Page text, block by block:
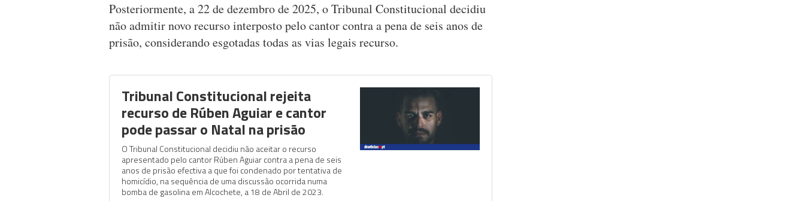
Posteriormente, a 22 de dezembro de 2025, o Tribunal Constitucional decidiu
não admitir novo recurso interposto pelo cantor contra a pena de seis anos de
prisão, considerando esgotadas todas as vias legais recurso.
Tribunal Constitucional rejeita
recurso de Rúben Aguiar e cantor
pode passar o Natal na prisão
O Tribunal Constitucional decidiu não aceitar o recurso
apresentado pelo cantor Rúben Aguiar contra a pena de seis
anos de prisão efectiva a que foi condenado por tentativa de
homicídio, na sequência de uma discussão ocorrida numa
bomba de gasolina em Alcochete, a 18 de Abril de 2023.